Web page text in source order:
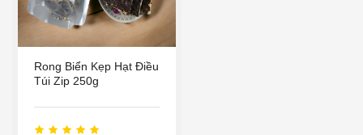
Rong Biển Kẹp Hạt Điều
Túi Zip 250g